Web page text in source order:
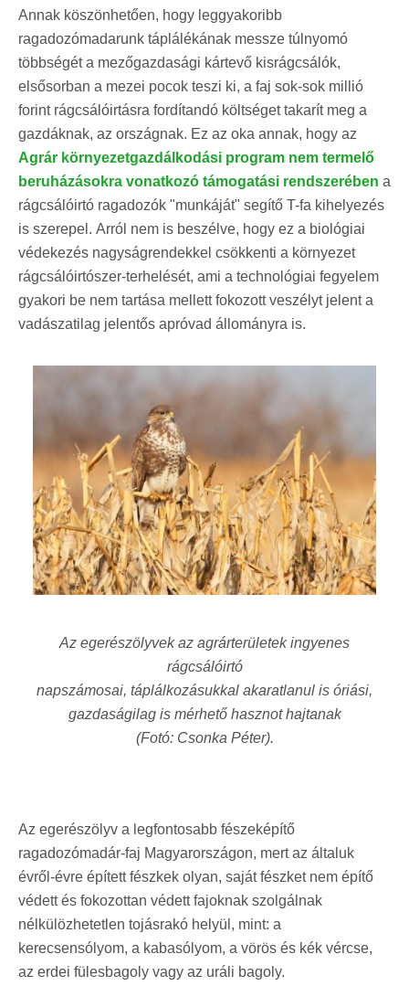
Annak köszönhetően, hogy leggyakoribb
ragadozómadarunk táplálékának messze túlnyomó
többségét a mezőgazdasági kártevő kisrágcsálók,
elsősorban a mezei pocok teszi ki, a faj sok-sok millió
forint rágcsálóirtásra fordítandó költséget takarít meg a
gazdáknak, az országnak. Ez az oka annak, hogy az
Agrár környezetgazdálkodási program nem termelő
beruházásokra vonatkozó támogatási rendszerében a
rágcsálóirtó ragadozók "munkáját" segítő T-fa kihelyezés
is szerepel. Arról nem is beszélve, hogy ez a biológiai
védekezés nagyságrendekkel csökkenti a környezet
rágcsálóirtószer-terhelését, ami a technológiai fegyelem
gyakori be nem tartása mellett fokozott veszélyt jelent a
vadászatilag jelentős apróvad állományra is.
Az egerészölyvek az agrárterületek ingyenes
rágcsálóirtó
napszámosai, táplálkozásukkal akaratlanul is óriási,
gazdaságilag is mérhető hasznot hajtanak
(Fotó: Csonka Péter).
Az egerészölyv a legfontosabb fészeképítő
ragadozómadár-faj Magyarországon, mert az általuk
évről-évre épített fészkek olyan, saját fészket nem építő
védett és fokozottan védett fajoknak szolgálnak
nélkülözhetetlen tojásrakó helyül, mint: a
kerecsensólyom, a kabasólyom, a vörös és kék vércse,
az erdei fülesbagoly vagy az uráli bagoly.